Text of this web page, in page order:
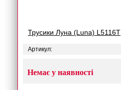
Трусики Луна (Luna) L5116T
Артикул:
Немає у наявності